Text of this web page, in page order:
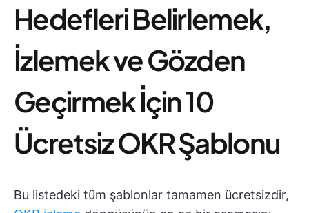
Hedefleri Belirlemek,
İzlemek ve Gözden
Geçirmek İçin 10
Ücretsiz OKR Şablonu
Bu listedeki tüm şablonlar tamamen ücretsizdir,